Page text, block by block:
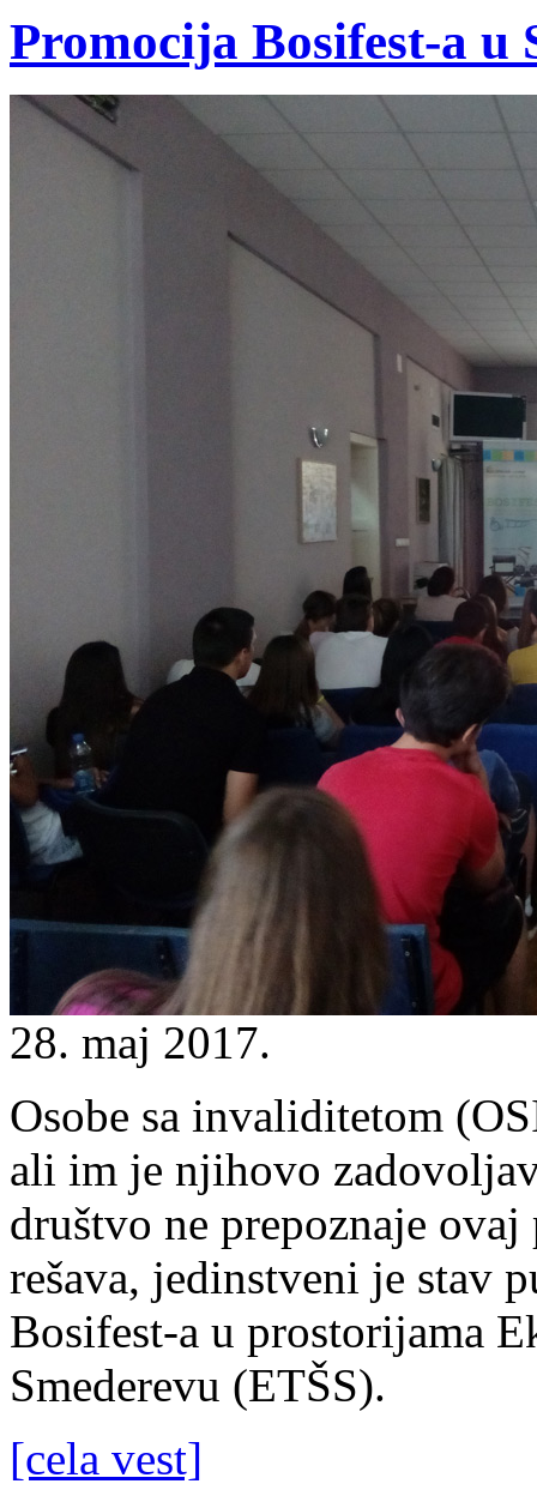
Promocija Bosifest-a u
28. maj 2017.
Osobe sa invaliditetom
ali im je njihovo
društvo ne prepoznaje
rešava, jedinstveni je stav
Bosifest-a u prostorijama
Smederevu (ETŠS).
[cela vest]